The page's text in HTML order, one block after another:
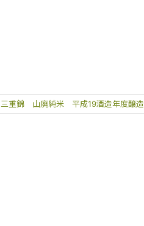
三重錦 山廃純米 平成19酒造年度醸造